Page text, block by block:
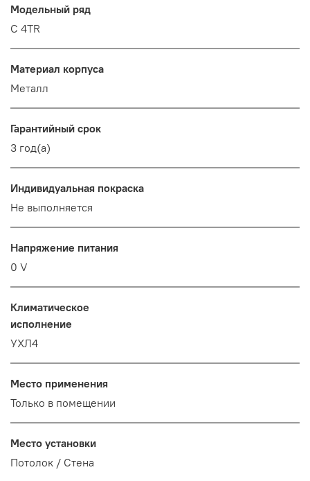
Модельный ряд
C 4TR
Материал корпуса
Металл
Гарантийный срок
3 год(а)
Индивидуальная покраска
Не выполняется
Напряжение питания
0 V
Климатическое
исполнение
УХЛ4
Место применения
Только в помещении
Место установки
Потолок / Cтена